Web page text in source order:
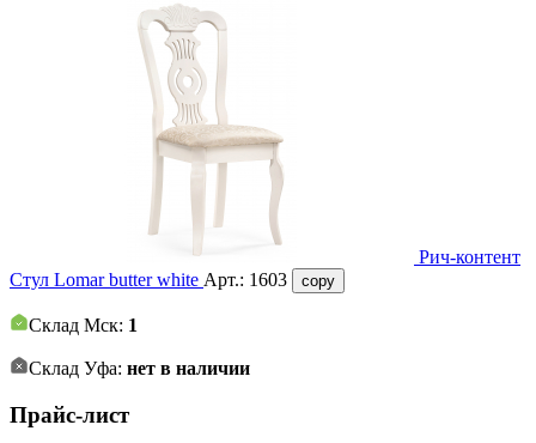
Рич-контент
Стул Lomar butter white Арт.: 1603 copy
Склад Мск: 1
Склад Уфа: нет в наличии
Прайс-лист